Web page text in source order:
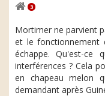
3
Mortimer ne parvient
et le fonctionnement
échappe. Qu'est-ce
interférences ? Cela
en chapeau melon
demandant après